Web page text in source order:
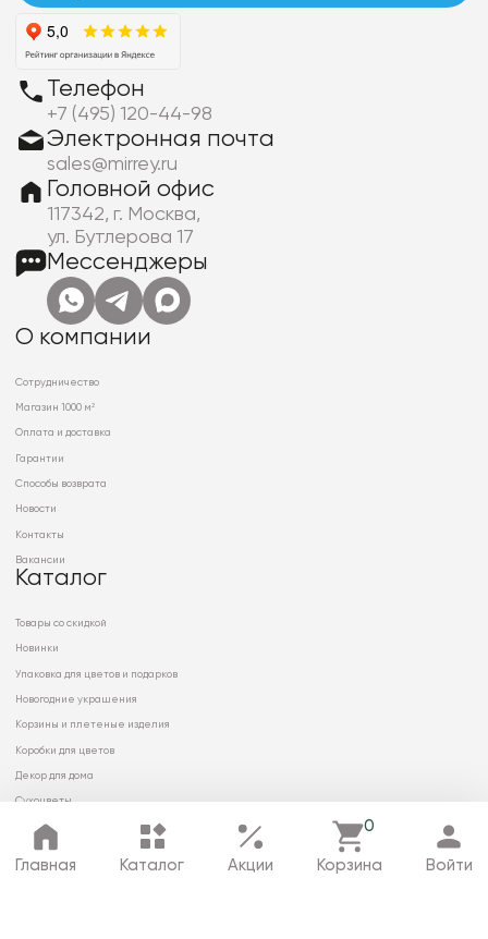
Главная Каталог Акции
0
Корзина Войти
Телефон
+7 (495) 120-44-98
Электронная почта
sales@mirrey.ru
Головной офис
117342, г. Москва,
ул. Бутлерова 17
Мессенджеры
О компании
Сотрудничество
Магазин 1000 м²
Оплата и доставка
Гарантии
Способы возврата
Новости
Контакты
Вакансии
Каталог
Товары со скидкой
Новинки
Упаковка для цветов и подарков
Новогодние украшения
Корзины и плетеные изделия
Коробки для цветов
Декор для дома
Сухоцветы
© 2026 ООО «МИРРЭЙ»